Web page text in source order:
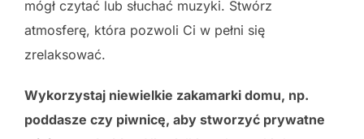
mógł czytać lub słuchać muzyki. Stwórz
atmosferę, która pozwoli Ci w pełni się
zrelaksować.
Wykorzystaj niewielkie zakamarki domu, np.
poddasze czy piwnicę, aby stworzyć prywatne